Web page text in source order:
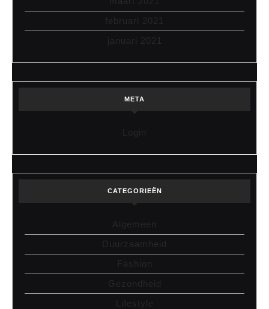
februari 2021
januari 2021
META
Login
CATEGORIEËN
Algemeen
Duurzaamheid
Fashion
Gezondheid
Lifestyle